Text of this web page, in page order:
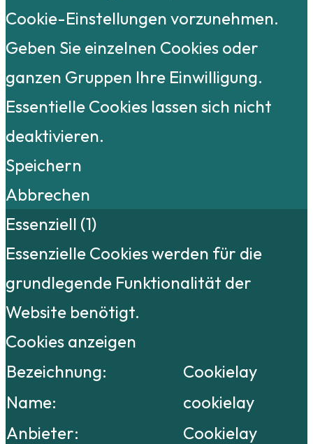
Cookie-Einstellungen vorzunehmen.
Geben Sie einzelnen Cookies oder
ganzen Gruppen Ihre Einwilligung.
Essentielle Cookies lassen sich nicht
deaktivieren.
Speichern
Abbrechen
Essenziell (1)
Essenzielle Cookies werden für die
grundlegende Funktionalität der
Website benötigt.
Cookies anzeigen
Bezeichnung:
Cookielay
Name:
cookielay
Anbieter:
Cookielay